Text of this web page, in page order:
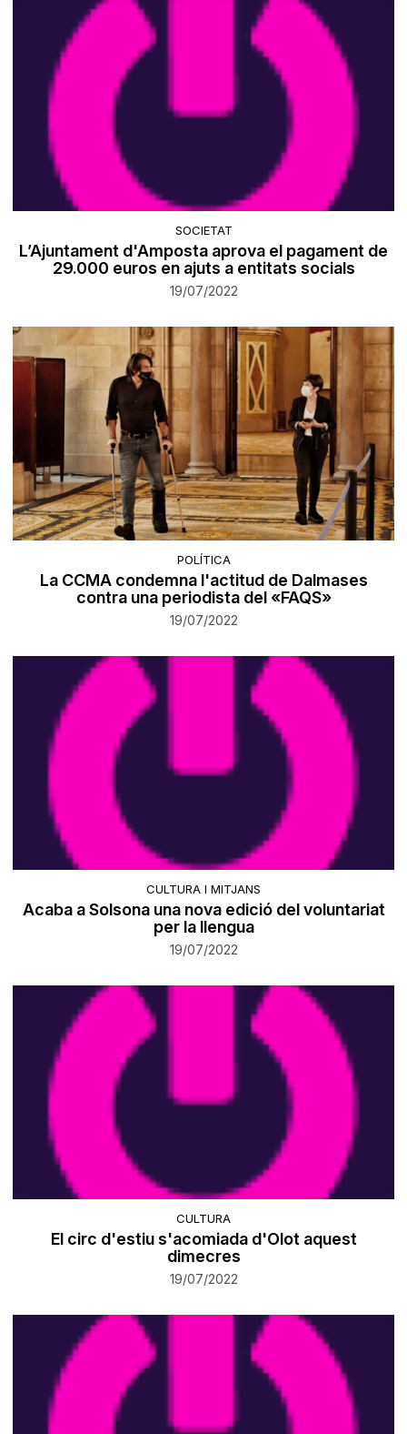
SOCIETAT
L’Ajuntament d'Amposta aprova el pagament de
29.000 euros en ajuts a entitats socials
19/07/2022
POLÍTICA
La CCMA condemna l'actitud de Dalmases
contra una periodista del «FAQS»
19/07/2022
CULTURA I MITJANS
Acaba a Solsona una nova edició del voluntariat
per la llengua
19/07/2022
CULTURA
​El circ d'estiu s'acomiada d'Olot aquest
dimecres
19/07/2022